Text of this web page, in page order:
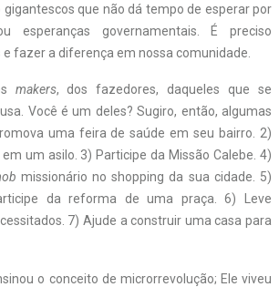
gigantescos que não dá tempo de esperar por
esperanças governamentais. É preciso
fazer a diferença em nossa comunidade.
makers, dos fazedores, daqueles que se
Você é um deles? Sugiro, então, algumas
uma feira de saúde em seu bairro. 2)
um asilo. 3) Participe da Missão Calebe. 4)
missionário no shopping da sua cidade. 5)
da reforma de uma praça. 6) Leve
7) Ajude a construir uma casa para
o conceito de microrrevolução; Ele viveu